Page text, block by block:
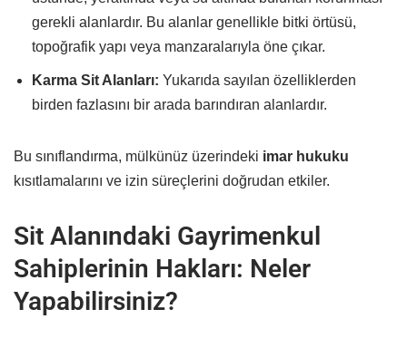
gerekli alanlardır. Bu alanlar genellikle bitki örtüsü,
topoğrafik yapı veya manzaralarıyla öne çıkar.
Karma Sit Alanları: Yukarıda sayılan özelliklerden
birden fazlasını bir arada barındıran alanlardır.
Bu sınıflandırma, mülkünüz üzerindeki imar hukuku
kısıtlamalarını ve izin süreçlerini doğrudan etkiler.
Sit Alanındaki Gayrimenkul
Sahiplerinin Hakları: Neler
Yapabilirsiniz?